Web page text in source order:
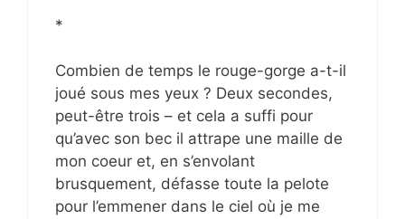
*
Combien de temps le rouge-gorge a-t-il
joué sous mes yeux ? Deux secondes,
peut-être trois – et cela a suffi pour
qu’avec son bec il attrape une maille de
mon coeur et, en s’envolant
brusquement, défasse toute la pelote
pour l’emmener dans le ciel où je me